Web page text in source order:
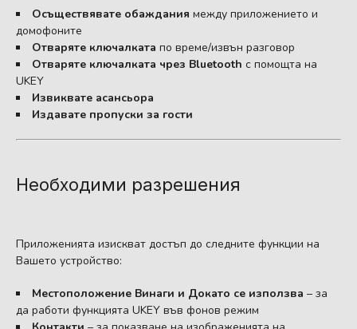
Осъществявате обаждания между приложението и
домофоните
Отваряте ключалката по време/извън разговор
Отваряте ключалката чрез Bluetooth с помощта на
UKEY
Извиквате асансьора
Издавате пропуски за гости
Необходими разрешения
Приложенията изискват достъп до следните функции на
Вашето устройство:
Местоположение Винаги и Докато се използва – за
да работи функцията UKEY във фонов режим